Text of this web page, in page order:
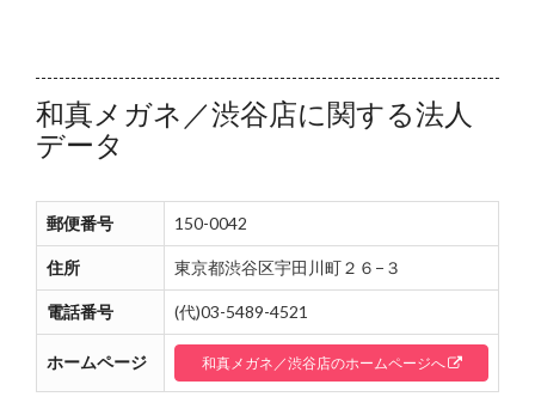
和真メガネ／渋谷店に関する法人
データ
郵便番号 150-0042
住所 東京都渋谷区宇田川町２６−３
電話番号 (代)03-5489-4521
ホームページ 和真メガネ／渋谷店のホームページへ